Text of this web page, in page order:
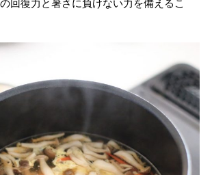
回復力と暑さに負けない力を備えるこ